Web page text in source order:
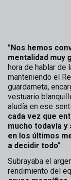
"Nos hemos
mentalidad muy
hora de hablar de
manteniendo el
guardameta,
vestuario
aludía en ese
cada vez que
mucho todavía
en los últimos
a decidir todo".
Subrayaba el
rendimiento del